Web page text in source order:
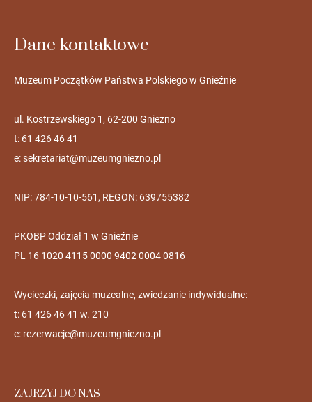
Dane kontaktowe
Muzeum Początków Państwa Polskiego w Gnieźnie
ul. Kostrzewskiego 1, 62-200 Gniezno
t: 61 426 46 41
e:sekretariat@muzeumgniezno.pl
NIP: 784-10-10-561, REGON: 639755382
PKOBP Oddział 1 w Gnieźnie
PL 16 1020 4115 0000 9402 0004 0816
Wycieczki, zajęcia muzealne, zwiedzanie indywidualne:
t: 61 426 46 41 w. 210
e: rezerwacje@muzeumgniezno.pl
ZAJRZYJ DO NAS